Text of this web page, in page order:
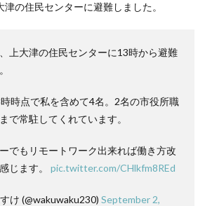
の住民センターに避難しました。
上大津の住民センターに13時から避難
時点で私を含めて4名。2名の市役所職
で常駐してくれています。
でもリモートワーク出来れば働き方改
じます。 pic.twitter.com/CHlkfm8REd
け (@wakuwaku230) September 2,